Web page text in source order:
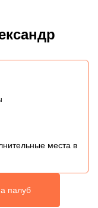
места в
палуб